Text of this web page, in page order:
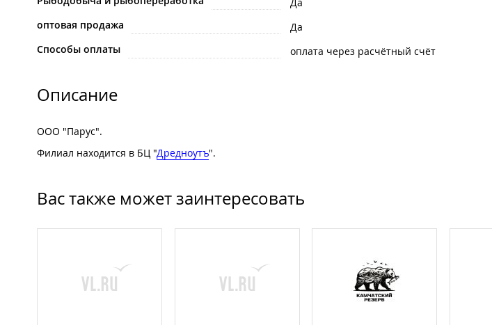
оптовая продажа
Да
Способы оплаты
оплата через расчётный счёт
Описание
ООО "Парус".
Филиал находится в БЦ "Дредноутъ".
Вас также может заинтересовать